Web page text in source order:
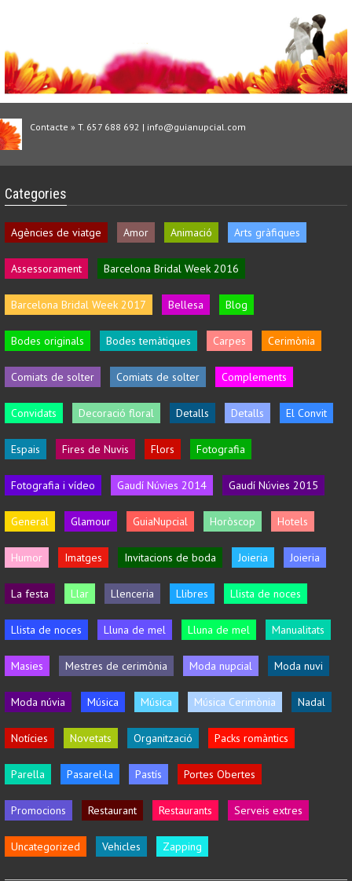
Contacte » T. 657 688 692 | info@guianupcial.com
Categories
Agències de viatge Amor Animació Arts gràfiques
Assessorament Barcelona Bridal Week 2016
Barcelona Bridal Week 2017 Bellesa Blog
Bodes originals Bodes temàtiques Carpes Cerimònia
Comiats de solter Comiats de solter Complements
Convidats Decoració floral Detalls Detalls El Convit
Espais Fires de Nuvis Flors Fotografia
Fotografia i vídeo Gaudí Núvies 2014 Gaudí Núvies 2015
General Glamour GuiaNupcial Horòscop Hotels
Humor Imatges Invitacions de boda Joieria Joieria
La festa Llar Llenceria Llibres Llista de noces
Llista de noces Lluna de mel Lluna de mel Manualitats
Masies Mestres de cerimònia Moda nupcial Moda nuvi
Moda núvia Música Música Música Cerimònia Nadal
Notícies Novetats Organització Packs romàntics
Parella Pasarel·la Pastís Portes Obertes
Promocions Restaurant Restaurants Serveis extres
Uncategorized Vehicles Zapping